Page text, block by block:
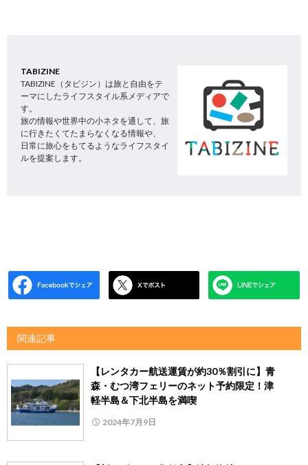
TABIZINE
TABIZINE（タビジン）は旅と自由をテ
ーマにしたライフスタイル系メディアで
す。
旅の情報や世界中の小ネタを通して、旅
に行きたくてたまらなくなる情報や、
日常に旅心をもてるようなライフスタイ
ルを提案します。
関連記事
【レンタカー航送運賃が約30％割引に】青
森・むつ湾フェリーのネット予約限定！津
軽半島＆下北半島を満喫
2024年7月9日